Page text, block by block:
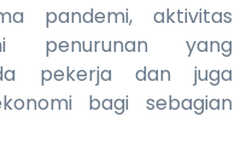
pandemi, aktivitas
penurunan yang
pekerja dan juga
bagi sebagian